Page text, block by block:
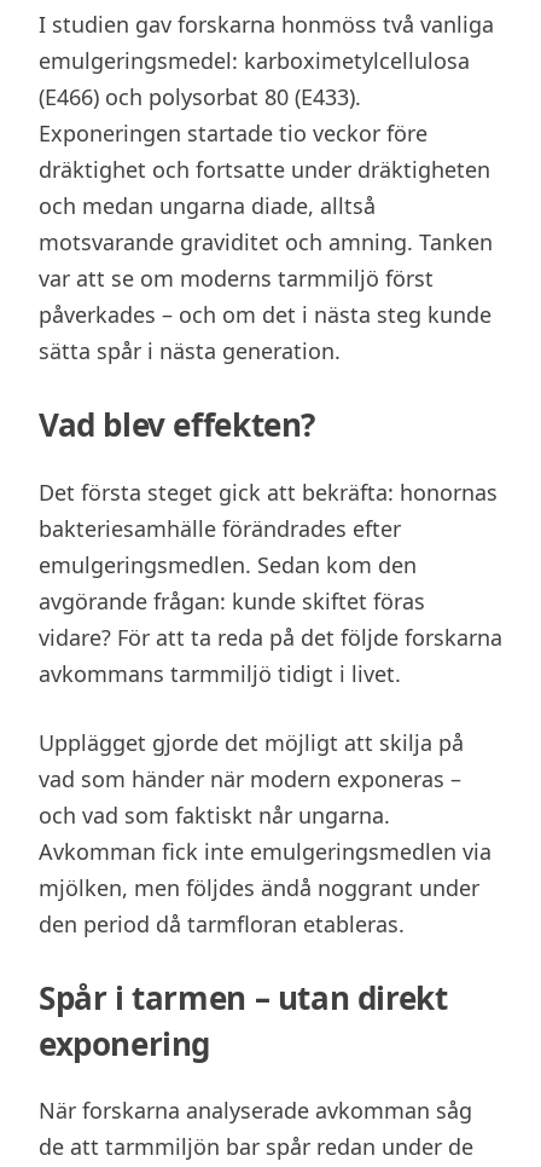
I studien gav forskarna honmöss två vanliga
emulgeringsmedel: karboximetylcellulosa
(E466) och polysorbat 80 (E433).
Exponeringen startade tio veckor före
dräktighet och fortsatte under dräktigheten
och medan ungarna diade, alltså
motsvarande graviditet och amning. Tanken
var att se om moderns tarmmiljö först
påverkades – och om det i nästa steg kunde
sätta spår i nästa generation.
Vad blev effekten?
Det första steget gick att bekräfta: honornas
bakteriesamhälle förändrades efter
emulgeringsmedlen. Sedan kom den
avgörande frågan: kunde skiftet föras
vidare? För att ta reda på det följde forskarna
avkommans tarmmiljö tidigt i livet.
Upplägget gjorde det möjligt att skilja på
vad som händer när modern exponeras –
och vad som faktiskt når ungarna.
Avkomman fick inte emulgeringsmedlen via
mjölken, men följdes ändå noggrant under
den period då tarmfloran etableras.
Spår i tarmen – utan direkt
exponering
När forskarna analyserade avkomman såg
de att tarmmiljön bar spår redan under de